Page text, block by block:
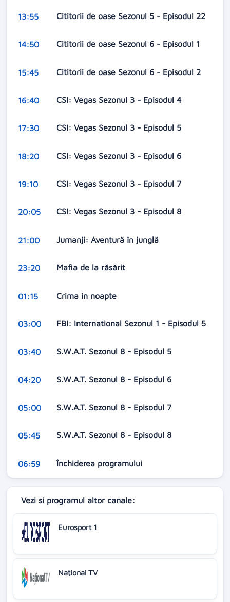
13:55 Cititorii de oase Sezonul 5 - Episodul 22
14:50 Cititorii de oase Sezonul 6 - Episodul 1
15:45 Cititorii de oase Sezonul 6 - Episodul 2
16:40 CSI: Vegas Sezonul 3 - Episodul 4
17:30 CSI: Vegas Sezonul 3 - Episodul 5
18:20 CSI: Vegas Sezonul 3 - Episodul 6
19:10 CSI: Vegas Sezonul 3 - Episodul 7
20:05 CSI: Vegas Sezonul 3 - Episodul 8
21:00 Jumanji: Aventură în junglă
23:20 Mafia de la răsărit
01:15 Crima in noapte
03:00 FBI: International Sezonul 1 - Episodul 5
03:40 S.W.A.T. Sezonul 8 - Episodul 5
04:20 S.W.A.T. Sezonul 8 - Episodul 6
05:00 S.W.A.T. Sezonul 8 - Episodul 7
05:45 S.W.A.T. Sezonul 8 - Episodul 8
06:59 Închiderea programului
Vezi si programul altor canale:
Eurosport 1
Naţional TV